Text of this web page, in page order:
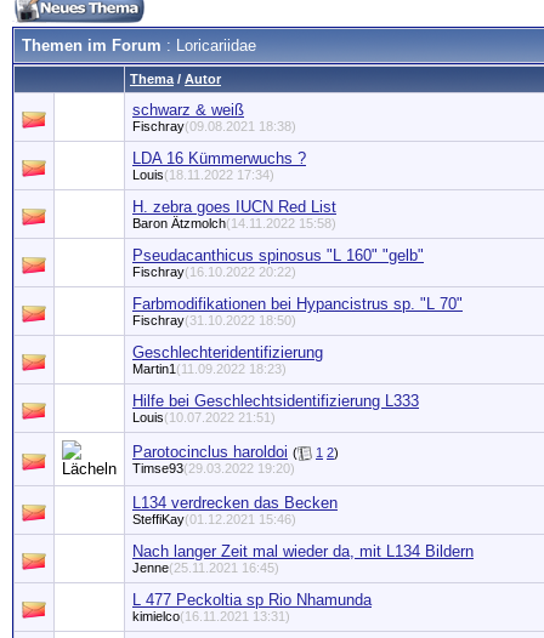
Themen im Forum : Loricariidae
Thema / Autor
schwarz & weiß
Fischray(09.08.2021 18:38)
LDA 16 Kümmerwuchs ?
Louis(18.11.2022 17:34)
H. zebra goes IUCN Red List
Baron Ätzmolch(14.11.2022 15:58)
Pseudacanthicus spinosus "L 160" "gelb"
Fischray(16.10.2022 20:22)
Farbmodifikationen bei Hypancistrus sp. "L 70"
Fischray(31.10.2022 18:50)
Geschlechteridentifizierung
Martin1 (11.09.2022 18:23)
Hilfe bei Geschlechtsidentifizierung L333
Louis(10.07.2022 21:51)
Parotocinclus haroldoi ( 1 2)
Timse93(29.03.2022 19:20)
L134 verdrecken das Becken
SteffiKay(01.12.2021 15:46)
Nach langer Zeit mal wieder da, mit L134 Bildern
Jenne(25.11.2021 16:45)
L 477 Peckoltia sp Rio Nhamunda
kimielco(16.11.2021 13:31)